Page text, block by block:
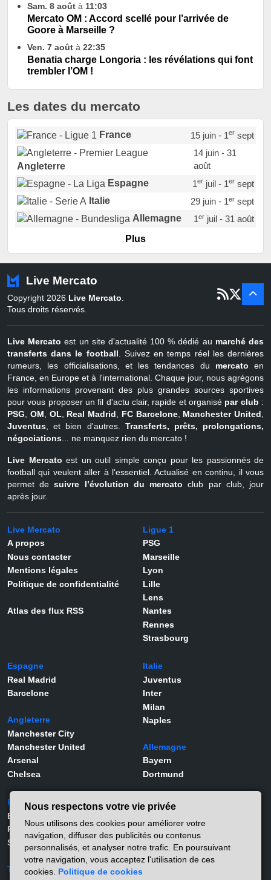
Sam. 8 août à 11:03
Mercato OM : Accord scellé pour l’arrivée de
Goore à Marseille ?
Ven. 7 août à 22:35
Benatia charge Longoria : les révélations qui font
trembler l’OM !
Les dates du mercato
France 15 juin - 1ersept
Angleterre
14 juin - 31
août
Espagne
1erjuil - 1ersept
Italie
29 juin - 1ersept
Allemagne
1erjuil - 31 août
Portugal
Pays-Bas
22 juin - 2 sept
Belgique
juil - 31
Plus
Live Mercato
Copyright 2026 Live Mercato
Tous droits réservés.
Live Mercato est un site d'actualité 100 % dédié au marché des
transferts dans le football . Suivez en temps réel les dernières
rumeurs, les officialisations, et les tendances du mercato en
France, en Europe et à l'international. Chaque jour, nous agrégons
les informations provenant des plus grandes sources sportives
pour vous proposer un fil d'actu clair, rapide et organisé par club :
PSG
OM OL Real Madrid FC Barcelone, Manchester United
Juventus , et bien d'autres. Transferts, prêts, prolongations,
négociations ... ne manquez rien du mercato !
Live Mercato est un outil simple conçu pour les passionnés de
football qui veulent aller à l'essentiel. Actualisé en continu, il vous
permet desuivre l’évolution du mercato club par club, jour
après jour.
Live Mercato
A propos
Nous contacter
Mentions légales
Politique de confidentialité
Atlas des flux RSS
Ligue 1
PSG
Marseille
Lyon
Lille
Lens
Nantes
Rennes
Strasbourg
Espagne
Real Madrid
Barcelone
Angleterre
Manchester City
Manchester United
Arsenal
Chelsea
Italie
Juventus
Inter
Milan
Naples
Allemagne
Bayern
Dortmund
Portugal
Benfica
Porto
Sporting
Turquie
Joueurs
Lamine Yamal
Rodrygo
Vinicius Jr
Nous respectons votre vie privée
Nous utilisons des cookies pour améliorer votre
navigation, diffuser des publicités ou contenus
personnalisés, et analyser notre trafic. En poursuivant
votre navigation, vous acceptez l'utilisation de ces
cookies. Politique de cookies